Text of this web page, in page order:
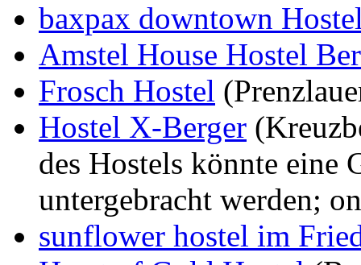
baxpax downtown
Amstel House Hostel
Frosch Hostel
Hostel X-Berger
des Hostels könnte eine
untergebracht werden;
sunflower hostel im